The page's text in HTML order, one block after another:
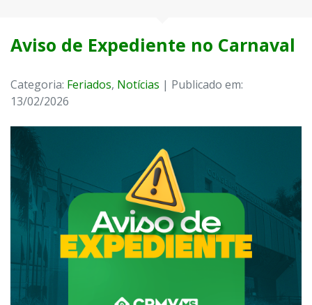
Aviso de Expediente no Carnaval
Categoria: Feriados, Notícias | Publicado em:
13/02/2026